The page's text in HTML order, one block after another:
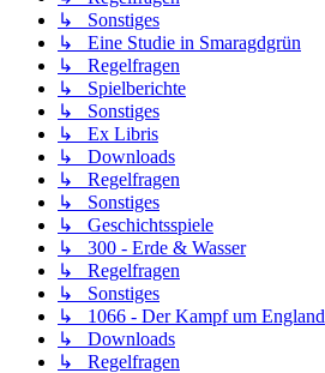
↳ Sonstiges
↳ Eine Studie in Smaragdgrün
↳ Regelfragen
↳ Spielberichte
↳ Sonstiges
↳ Ex Libris
↳ Downloads
↳ Regelfragen
↳ Sonstiges
↳ Geschichtsspiele
↳ 300 - Erde & Wasser
↳ Regelfragen
↳ Sonstiges
↳ 1066 - Der Kampf um England
↳ Downloads
↳ Regelfragen